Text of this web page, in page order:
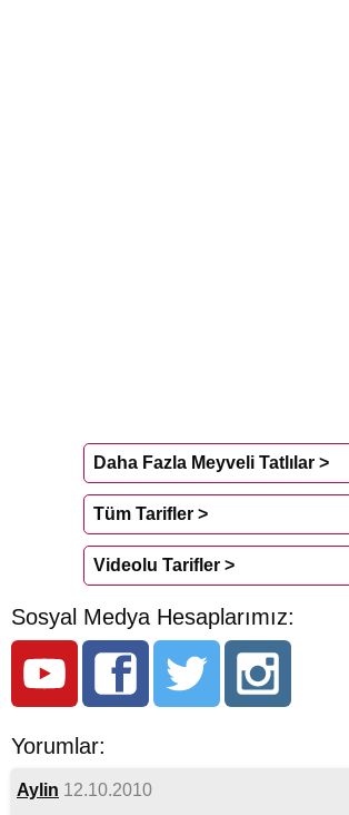
Daha Fazla Meyveli Tatlılar >
Tüm Tarifler >
Videolu Tarifler >
Sosyal Medya Hesaplarımız:
Yorumlar:
Aylin 12.10.2010